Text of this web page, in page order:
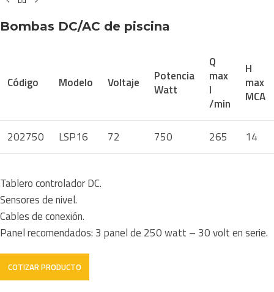
Bombas DC/AC de piscina
Código Modelo Voltaje
Potencia
Watt
Q
max
l
/min
H
max
MCA
202750 LSP16 72 750 265 14
Tablero controlador DC.
Sensores de nivel.
Cables de conexión.
Panel recomendados: 3 panel de 250 watt – 30 volt en serie.